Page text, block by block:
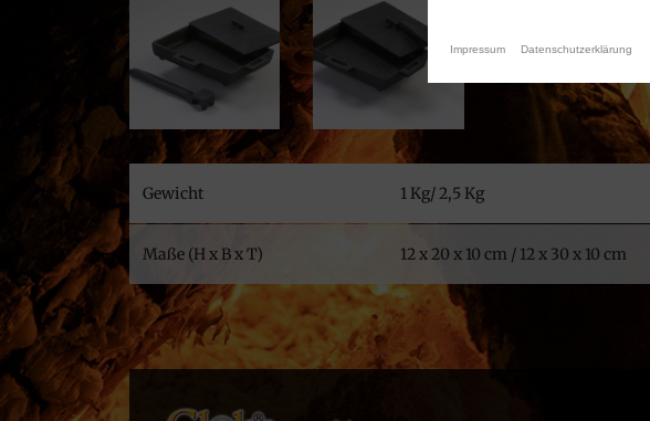
Gewicht 1 Kg/ 2,5 Kg
Maße (H x B x T) 12 x 20 x 10 cm / 12 x 30 x 10 cm
Impressum Datenschutzerklärung